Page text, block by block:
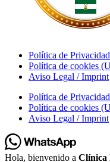
Política de Privacidad
Política de cookies
Aviso Legal / Imprint
Política de Privacidad
Política de cookies
Aviso Legal / Imprint
Hola, bienvenido a Clínica